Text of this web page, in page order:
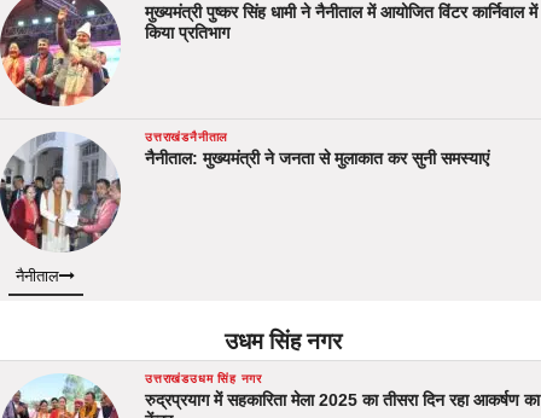
मुख्यमंत्री पुष्कर सिंह धामी ने नैनीताल में आयोजित विंटर कार्निवाल में
किया प्रतिभाग
उत्तराखंडनैनीताल
नैनीताल: मुख्यमंत्री ने जनता से मुलाकात कर सुनी समस्याएं
नैनीताल
उधम सिंह नगर
उत्तराखंडउधम सिंह नगर
रुद्रप्रयाग में सहकारिता मेला 2025 का तीसरा दिन रहा आकर्षण का